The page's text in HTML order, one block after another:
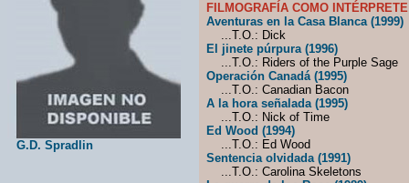
G.D. Spradlin
FILMOGRAFÍA COMO
Aventuras en la Casa Blanca (1999)
...T.O.: Dick
El jinete púrpura (1996)
...T.O.: Riders of the Purple Sage
Operación Canadá (1995)
...T.O.: Canadian Bacon
A la hora señalada (1995)
...T.O.: Nick of Time
Ed Wood (1994)
...T.O.: Ed Wood
Sentencia olvidada (1991)
...T.O.: Carolina Skeletons